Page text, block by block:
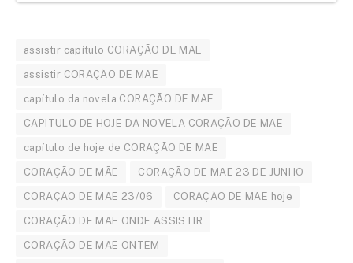
assistir capítulo CORAÇÃO DE MAE
assistir CORAÇÃO DE MAE
capítulo da novela CORAÇÃO DE MAE
CAPITULO DE HOJE DA NOVELA CORAÇÃO DE MAE
capítulo de hoje de CORAÇÃO DE MAE
CORAÇÃO DE MÃE CORAÇÃO DE MAE 23 DE JUNHO
CORAÇÃO DE MAE 23/06 CORAÇÃO DE MAE hoje
CORAÇÃO DE MAE ONDE ASSISTIR
CORAÇÃO DE MAE ONTEM